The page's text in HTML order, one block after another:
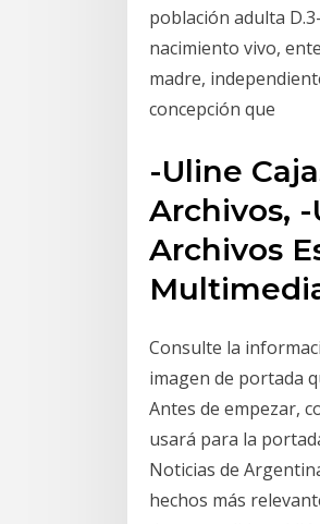
población adulta
nacimiento vivo,
madre,
concepción que
-Uline
Archivos, -
Archivos
Consulte la
imagen de portada
Antes de empezar,
usará para la
Noticias de
hechos más